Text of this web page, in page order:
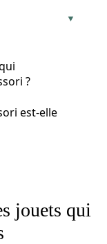
?
est-elle
jouets qui